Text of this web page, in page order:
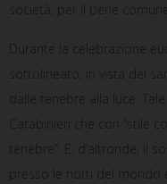
società, per il bene comune.
Durante la celebrazione
sottolineato, in vista del
dalle tenebre alla luce.
Carabinieri che con “stile
tenebre”. E, d’altronde, il
presso le notti del mondo